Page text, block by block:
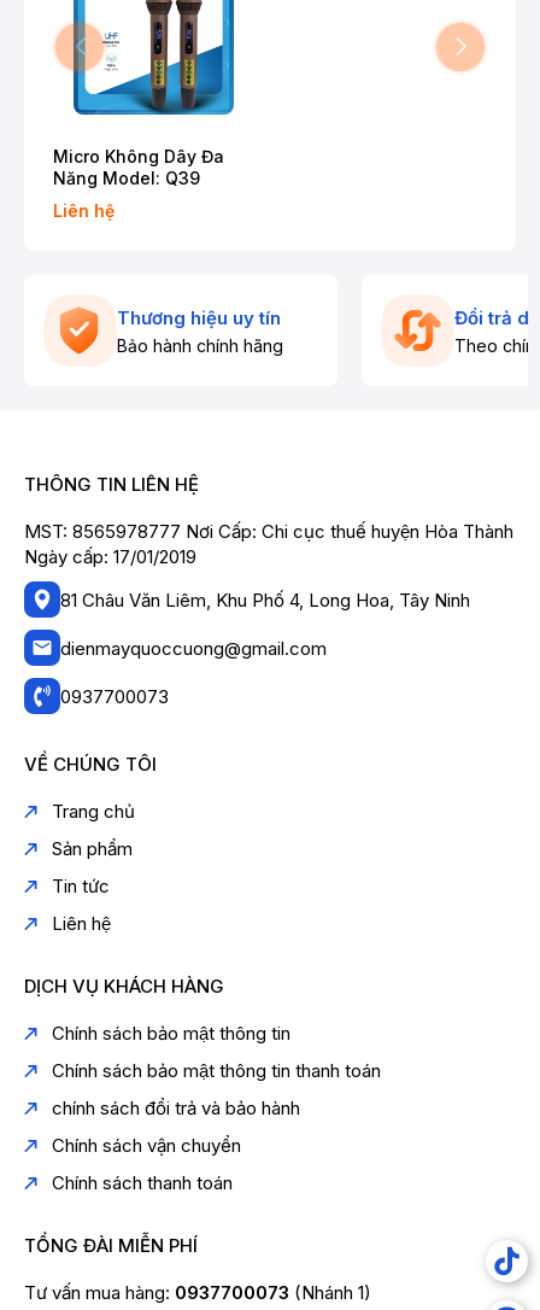
Micro Không Dây Đa
Năng Model: Q39
Liên hệ
Thương hiệu uy tín
Bảo hành chính hãng
Đổi trả
Theo
THÔNG TIN LIÊN HỆ
MST: 8565978777 Nơi Cấp: Chi cục thuế huyện Hòa Thành
Ngày cấp: 17/01/2019
81 Châu Văn Liêm, Khu Phố 4, Long Hoa, Tây Ninh
dienmayquoccuong@gmail.com
0937700073
VỀ CHÚNG TÔI
Trang chủ
Sản phẩm
Tin tức
Liên hệ
DỊCH VỤ KHÁCH HÀNG
Chính sách bảo mật thông tin
Chính sách bảo mật thông tin thanh toán
chính sách đổi trả và bảo hành
Chính sách vận chuyển
Chính sách thanh toán
TỔNG ĐÀI MIỄN PHÍ
Tư vấn mua hàng: 0937700073 (Nhánh 1)